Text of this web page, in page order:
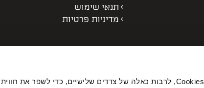
באתר שלנו נעשה שימוש בקבצים מסוג Cookies, לרבות כאלה של צדדים שלישיים, כדי לשפר את חווית
תנאי שימוש
מדיניות פרטיות